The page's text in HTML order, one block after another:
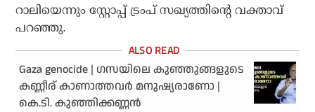
റാലിയെന്നും സ്റ്റോപ്പ് ട്രംപ് സഖ്യത്തിന്റെ വക്താവ്
പറഞ്ഞു.
​Gaza genocide | ഗസയിലെ കുഞ്ഞുങ്ങളുടെ
കണ്ണീര് കാണാത്തവർ മനുഷ്യരാണോ |
കെ.ടി. കുഞ്ഞിക്കണ്ണൻ